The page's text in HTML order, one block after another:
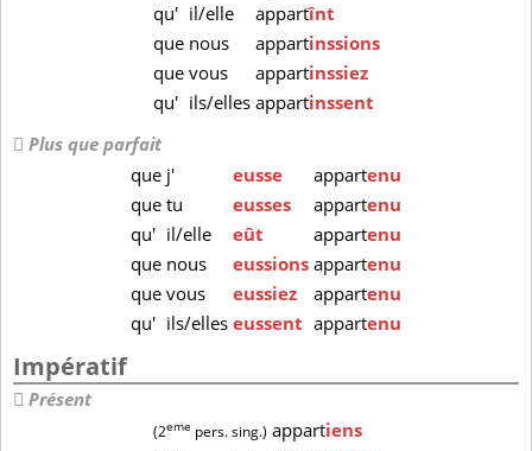
qu' il/elle appartînt
que nous appartinssions
que vous appartinssiez
qu' ils/elles appartinssent
Plus que parfait
que j' eusse appartenu
quetu eusses appartenu
qu' il/elle eût appartenu
que nous eussionsappartenu
quevous eussiez appartenu
qu' ils/elleseussent appartenu
Impératif
Présent
(2eme pers. sing.) appartiens